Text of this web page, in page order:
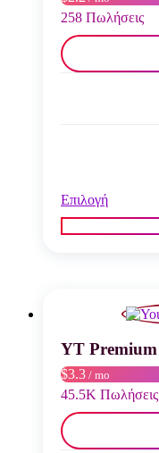
σελίδα
του
258 Πωλήσεις
ΕπιλογήΑυτό
το
προϊόν
επιλογές
μπορούν
να
στη
σελίδα
του
YT Premium
$3.3 / mo
45.5K Πωλήσεις